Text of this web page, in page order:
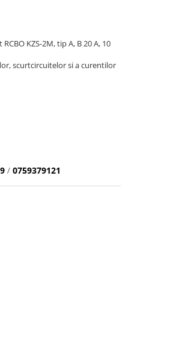
KZS-2M, tip A, B 20 A, 10
scurtcircuitelor si a curentilor
/ 0759379121